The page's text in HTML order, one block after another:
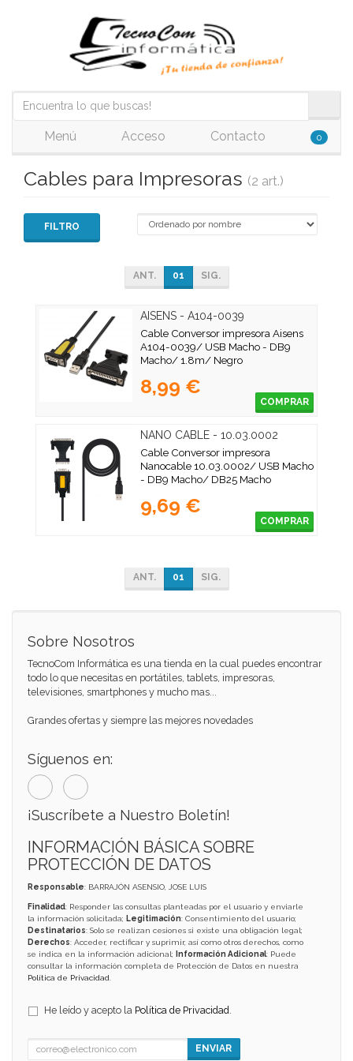
Menú Acceso Contacto 0
Cables para Impresoras (2 art.)
FILTRO
ANT. 01 SIG.
AISENS - A104-0039
Cable Conversor impresora Aisens
A104-0039/ USB Macho - DB9
Macho/ 1.8m/ Negro
8,99 €
COMPRAR
NANO CABLE - 10.03.0002
Cable Conversor impresora
Nanocable 10.03.0002/ USB Macho
- DB9 Macho/ DB25 Macho
9,69 €
COMPRAR
ANT. 01 SIG.
Sobre Nosotros
TecnoCom Informática es una tienda en la cual puedes encontrar
todo lo que necesitas en portátiles, tablets, impresoras,
televisiones, smartphones y mucho mas...
Grandes ofertas y siempre las mejores novedades
Síguenos en:
¡Suscríbete a Nuestro Boletín!
INFORMACIÓN BÁSICA SOBRE
PROTECCIÓN DE DATOS
Responsable: BARRAJÓN ASENSIO, JOSE LUIS
Finalidad: Responder las consultas planteadas por el usuario y enviarle
la información solicitada; Legitimación: Consentimiento del usuario;
Destinatarios: Solo se realizan cesiones si existe una obligación legal;
Derechos: Acceder, rectificar y suprimir, así como otros derechos, como
se indica en la información adicional;
Información Adicional: Puede
consultar la información completa de Protección de Datos en nuestra
Política de Privacidad
He leído y acepto la Política de Privacidad.
ENVIAR